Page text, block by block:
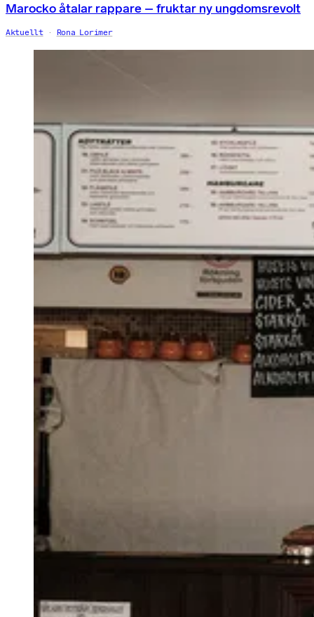
Marocko åtalar rappare – fruktar ny ungdomsrevolt
Aktuellt Rona Lorimer